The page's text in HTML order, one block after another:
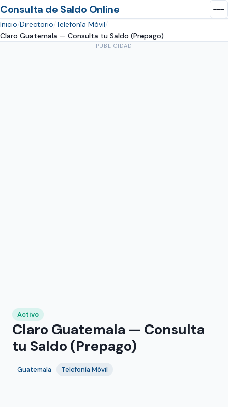
Consulta de Saldo Online
Inicio Directorio Telefonía Móvil
Claro Guatemala — Consulta tu Saldo (Prepago)
PUBLICIDAD
Activo
Claro Guatemala — Consulta
tu Saldo (Prepago)
Guatemala Telefonía Móvil